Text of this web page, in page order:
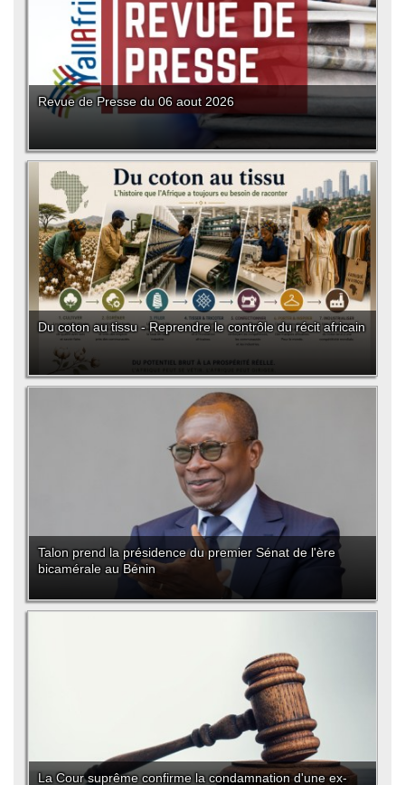
Revue de Presse du 06 aout 2026
Du coton au tissu - Reprendre le contrôle du récit africain
Talon prend la présidence du premier Sénat de l'ère
bicamérale au Bénin
La Cour suprême confirme la condamnation d'une ex-